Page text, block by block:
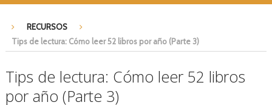
RECURSOS
Tips de lectura: Cómo leer 52 libros por año (Parte 3)
Tips de lectura: Cómo leer 52 libros
por año (Parte 3)